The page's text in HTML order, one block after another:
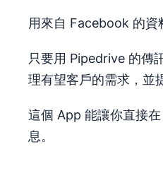
用來自 Facebook 的資
只要用 Pipedrive 的傳
理有望客戶的需求，並
這個 App 能讓你直接
息。